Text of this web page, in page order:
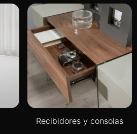
Recibidores y consolas